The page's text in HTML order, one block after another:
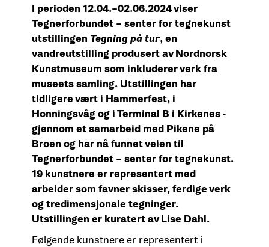
I perioden 12.04.–02.06.2024 viser
Tegnerforbundet – senter for tegnekunst
utstillingen Tegning på tur, en
vandreutstilling produsert av Nordnorsk
Kunstmuseum som inkluderer verk fra
museets samling. Utstillingen har
tidligere vært i Hammerfest, i
Honningsvåg og i Terminal B i Kirkenes -
gjennom et samarbeid med Pikene på
Broen og har nå funnet veien til
Tegnerforbundet – senter for tegnekunst.
19 kunstnere er representert med
arbeider som favner skisser, ferdige verk
og tredimensjonale tegninger.
Utstillingen er kuratert av Lise Dahl.
Følgende kunstnere er representert i